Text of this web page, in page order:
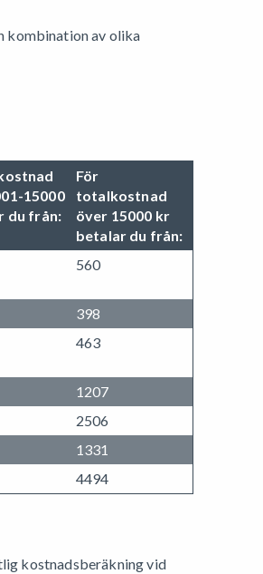
kombination av olika
15000
du från:
För
totalkostnad
över 15000 kr
betalar du från:
560
398
463
1207
2506
1331
4494
kostnadsberäkning vid